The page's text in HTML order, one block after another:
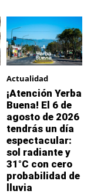
Actualidad
¡Atención Yerba
Buena! El 6 de
agosto de 2026
tendrás un día
espectacular:
sol radiante y
31°C con cero
probabilidad de
lluvia